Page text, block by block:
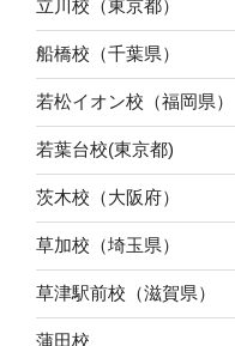
立川校（東京都）
船橋校（千葉県）
若松イオン校（福岡県）
若葉台校(東京都)
茨木校（大阪府）
草加校（埼玉県）
草津駅前校（滋賀県）
蒲田校